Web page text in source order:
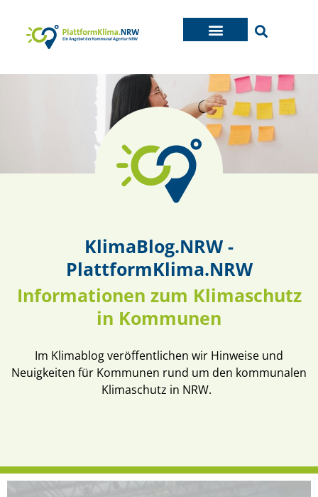
KlimaBlog.NRW -
PlattformKlima.NRW
Informationen zum Klimaschutz
in Kommunen
Im Klimablog veröffentlichen wir Hinweise und
Neuigkeiten für Kommunen rund um den kommunalen
Klimaschutz in NRW.